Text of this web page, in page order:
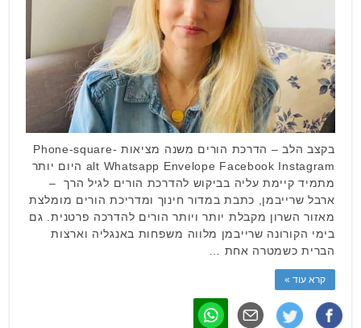
בקצב הלב – הדרכת הורים משנה מציאות Phone-square-
alt Whatsapp Envelope Facebook Instagram היום יותר
מתמיד קיימת עליה בביקוש להדרכת הורים לגיל הרך –
ארבל שרייבמן, כתבת במדור חינוך ומדריכת הורים מומלצת
מאזור השרון מקבלת יותר ויותר הורים להדרכה פרטנית. גם
בימי הקורונה שרייבמן מלווה משפחות באנגליה וארצות
הברית כשמטרה אחת …
קרא עוד »